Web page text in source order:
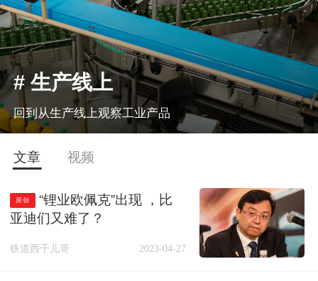
# 生产线上
回到从生产线上观察工业产品
文章 视频
原创
亚迪们又难了？
铁道西千儿哥 2023-04-27